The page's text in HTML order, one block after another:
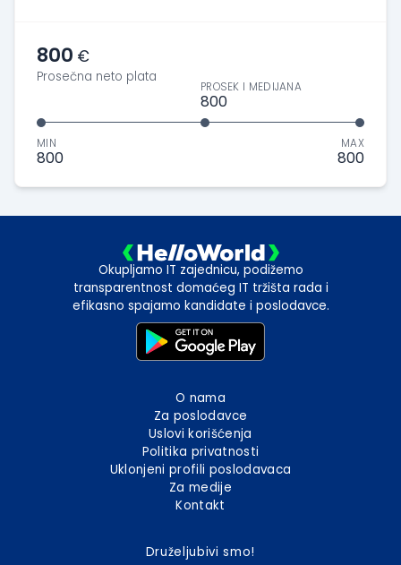
800 €
Prosečna neto plata
MIN
800
PROSEK I MEDIJANA
800
MAX
800
Okupljamo IT zajednicu, podižemo
transparentnost domaćeg IT tržišta rada i
efikasno spajamo kandidate i poslodavce.
O nama
Za poslodavce
Uslovi korišćenja
Politika privatnosti
Uklonjeni profili poslodavaca
Za medije
Kontakt
Druželjubivi smo!